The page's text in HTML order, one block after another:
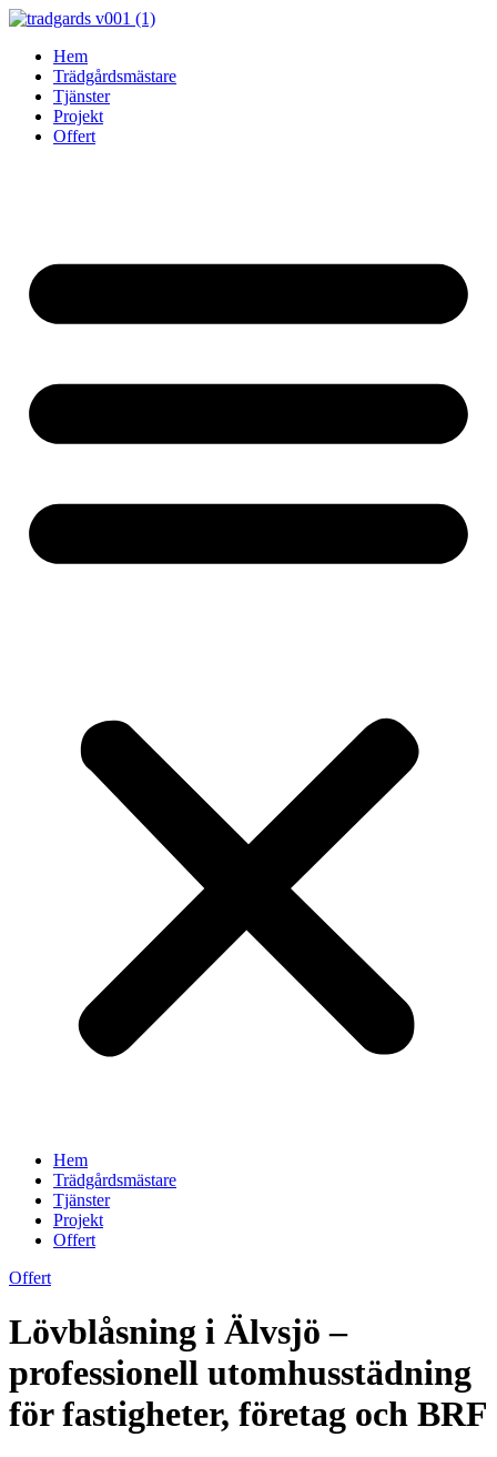
Skip
contentHem
Trädgårdsmästare
Tjänster
Projekt
Offert
Hem
Trädgårdsmästare
Tjänster
Projekt
Offert
Offert
Lövblåsning i Älvsjö –
professionell utomhusstädning
för fastigheter, företag och BRF